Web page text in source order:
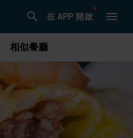
在 APP 開啟
相似餐廳